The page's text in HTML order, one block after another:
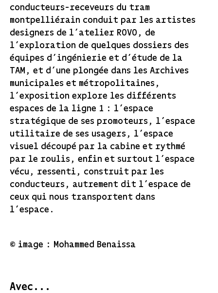
conducteurs-receveurs du tram
montpelliérain conduit par les artistes
designers de l’atelier ROVO, de
l’exploration de quelques dossiers des
équipes d’ingénierie et d’étude de la
TAM, et d’une plongée dans les Archives
municipales et métropolitaines,
l’exposition explore les différents
espaces de la ligne 1 : l’espace
stratégique de ses promoteurs, l’espace
utilitaire de ses usagers, l’espace
visuel découpé par la cabine et rythmé
par le roulis, enfin et surtout l’espace
vécu, ressenti, construit par les
conducteurs, autrement dit l’espace de
ceux qui nous transportent dans
l’espace.
© image : Mohammed Benaissa
Avec...